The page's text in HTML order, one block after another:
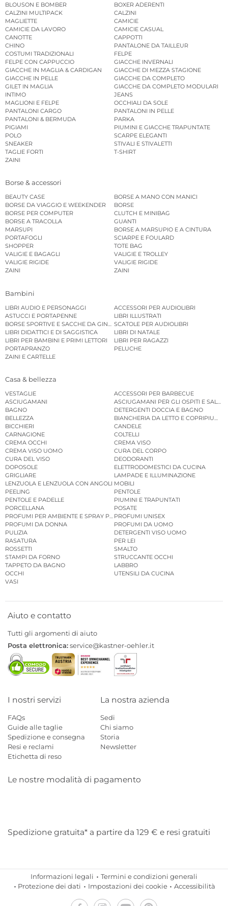
BLOUSON E BOMBER
BOXER ADERENTI
CALZINI MULTIPACK
CALZINI
MAGLIETTE
CAMICIE
CAMICIE DA LAVORO
CAMICIE CASUAL
CANOTTE
CAPPOTTI
CHINO
PANTALONE DA TAILLEUR
COSTUMI TRADIZIONALI
FELPE
FELPE CON CAPPUCCIO
GIACCHE INVERNALI
GIACCHE IN MAGLIA & CARDIGAN
GIACCHE DI MEZZA STAGIONE
GIACCHE IN PELLE
GIACCHE DA COMPLETO
GILET IN MAGLIA
GIACCHE DA COMPLETO MODULARI
INTIMO
JEANS
MAGLIONI E FELPE
OCCHIALI DA SOLE
PANTALONI CARGO
PANTALONI IN PELLE
PANTALONI & BERMUDA
PARKA
PIGIAMI
PIUMINI E GIACCHE TRAPUNTATE
POLO
SCARPE ELEGANTI
SNEAKER
STIVALI E STIVALETTI
TAGLIE FORTI
T-SHIRT
ZAINI
Borse & accessori
BEAUTY CASE
BORSE A MANO CON MANICI
BORSE DA VIAGGIO E WEEKENDER
BORSE
BORSE PER COMPUTER
CLUTCH E MINIBAG
BORSE A TRACOLLA
GUANTI
MARSUPI
BORSE A MARSUPIO E A CINTURA
PORTAFOGLI
SCIARPE E FOULARD
SHOPPER
TOTE BAG
VALIGIE E BAGAGLI
VALIGIE E TROLLEY
VALIGIE RIGIDE
VALIGIE RIGIDE
ZAINI
ZAINI
Bambini
LIBRI AUDIO E PERSONAGGI
ACCESSORI PER AUDIOLIBRI
ASTUCCI E PORTAPENNE
LIBRI ILLUSTRATI
BORSE SPORTIVE E SACCHE DA GINNASTICASCATOLE PER AUDIOLIBRI
LIBRI DIDATTICI E DI SAGGISTICA
LIBRI DI NATALE
LIBRI PER BAMBINI E PRIMI LETTORI
LIBRI PER RAGAZZI
PORTAPRANZO
PELUCHE
ZAINI E CARTELLE
Casa & bellezza
VESTAGLIE
ACCESSORI PER BARBECUE
ASCIUGAMANI
ASCIUGAMANI PER GLI OSPITI E
BAGNO
DETERGENTI DOCCIA E BAGNO
BELLEZZA
BIANCHERIA DA LETTO E COPRIPIUMINI
BICCHIERI
CANDELE
CARNAGIONE
COLTELLI
CREMA OCCHI
CREMA VISO
CREMA VISO UOMO
CURA DEL CORPO
CURA DEL VISO
DEODORANTI
DOPOSOLE
ELETTRODOMESTICI DA CUCINA
GRIGLIARE
LAMPADE E ILLUMINAZIONE
LENZUOLA E LENZUOLA CON ANGOLI MOBILI
PEELING
PENTOLE
PENTOLE E PADELLE
PIUMINI E TRAPUNTATI
PORCELLANA
POSATE
PROFUMI PER AMBIENTE E SPRAY PER AMBIENTE
PROFUMI UNISEX
PROFUMI DA DONNA
PROFUMI DA UOMO
PULIZIA
DETERGENTI VISO UOMO
RASATURA
PER LEI
ROSSETTI
SMALTO
STAMPI DA FORNO
STRUCCANTE OCCHI
TAPPETO DA BAGNO
LABBRO
OCCHI
UTENSILI DA CUCINA
VASI
Aiuto e contatto
Tutti gli argomenti di aiuto
Posta elettronica:service@kastner-oehler.it
I nostri servizi
FAQs
Guide alle taglie
Spedizione e consegna
Resi e reclami
Etichetta di reso
La nostra azienda
Sedi
Chi siamo
Storia
Newsletter
Le nostre modalità di pagamento
Spedizione gratuita* a partire da 129 € e resi gratuiti
Informazioni legali
Termini e condizioni generali
Protezione dei dati
Impostazioni dei cookie Accessibilità